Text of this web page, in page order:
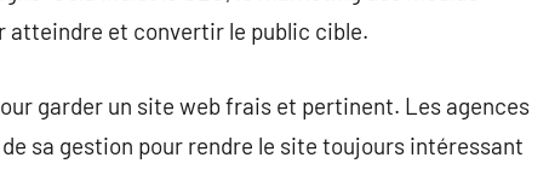
atteindre et convertir le public cible.
garder un site web frais et pertinent. Les agences
sa gestion pour rendre le site toujours intéressant